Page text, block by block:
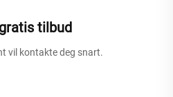
tilbud
vil kontakte deg snart.